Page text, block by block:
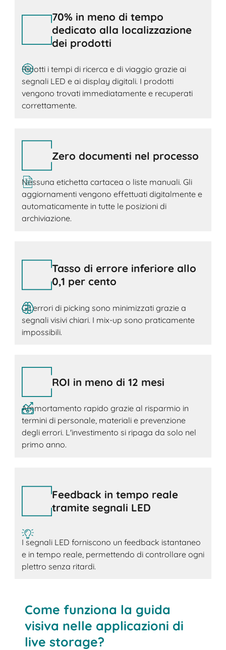
70% in meno di tempo
dedicato alla localizzazione
dei prodotti
Ridotti i tempi di ricerca e di viaggio grazie ai
segnali LED e ai display digitali. I prodotti
vengono trovati immediatamente e recuperati
correttamente.
Zero documenti nel processo
Nessuna etichetta cartacea o liste manuali. Gli
aggiornamenti vengono effettuati digitalmente e
automaticamente in tutte le posizioni di
archiviazione.
Tasso di errore inferiore allo
0,1 per cento
Gli errori di picking sono minimizzati grazie a
segnali visivi chiari. I mix-up sono praticamente
impossibili.
ROI in meno di 12 mesi
Ammortamento rapido grazie al risparmio in
termini di personale, materiali e prevenzione
degli errori. L'investimento si ripaga da solo nel
primo anno.
Feedback in tempo reale
tramite segnali LED
I segnali LED forniscono un feedback istantaneo
e in tempo reale, permettendo di controllare ogni
plettro senza ritardi.
Come funziona la guida
visiva nelle applicazioni di
live storage?